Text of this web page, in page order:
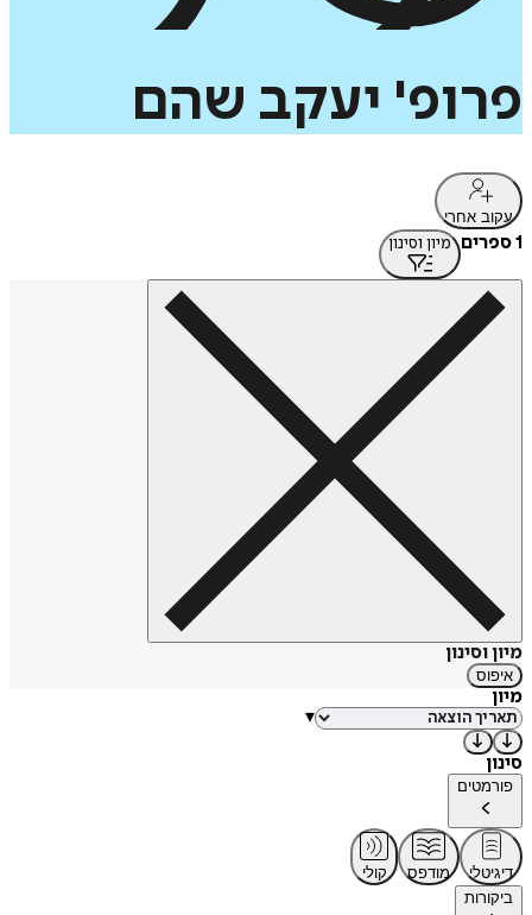
פרופ' יעקב שהם
עקוב אחרי
1 ספרים מיון וסינון
מיון וסינון
איפוס
מיון
▾
סינון
פורמטים
דיגיטלי מודפס
קולי
ביקורות